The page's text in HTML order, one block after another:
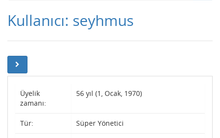
Kullanıcı: seyhmus
Üyelik
zamanı:
56 yıl (1, Ocak, 1970)
Tür: Süper Yönetici